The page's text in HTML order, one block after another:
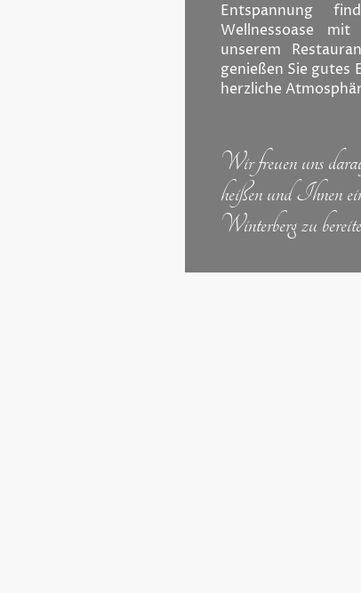
Entspannung
Wellnessoase
unserem
genießen Sie gutes
herzliche
Wir freuen uns
heißen und Ihnen
Winterberg zu